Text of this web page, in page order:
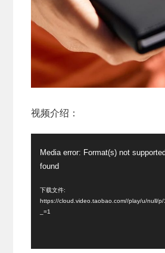
视频介绍：
放
Media error: Format(s) not
found
下载文件:
https://cloud.video.taobao.com//play/u/null/
_=1